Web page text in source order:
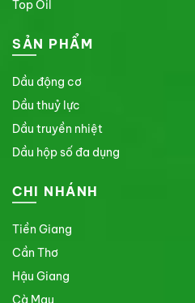
Top Oil
SẢN PHẨM
Dầu động cơ
Dầu thuỷ lực
Dầu truyền nhiệt
Dầu hộp số đa dụng
CHI NHÁNH
Tiền Giang
Cần Thơ
Hậu Giang